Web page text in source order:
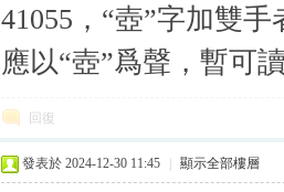
41055，“壺”字加雙
應以“壺”爲聲，暫可
回復
發表於 2024-12-30 11:45 顯示全部樓層